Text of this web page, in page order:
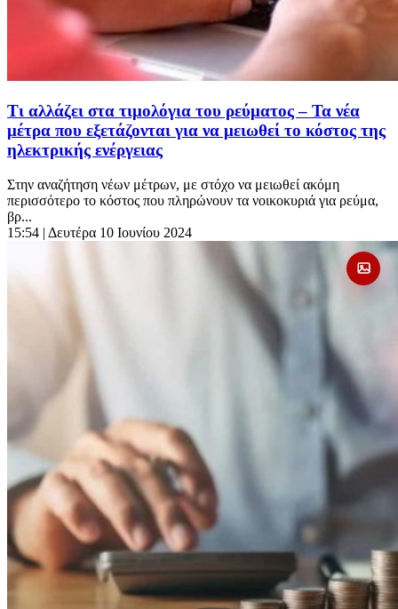
Τι αλλάζει στα τιμολόγια του ρεύματος – Τα νέα
μέτρα που εξετάζονται για να μειωθεί το κόστος της
ηλεκτρικής ενέργειας
Στην αναζήτηση νέων μέτρων, με στόχο να μειωθεί ακόμη
περισσότερο το κόστος που πληρώνουν τα νοικοκυριά για ρεύμα,
βρ...
15:54 | Δευτέρα 10 Ιουνίου 2024